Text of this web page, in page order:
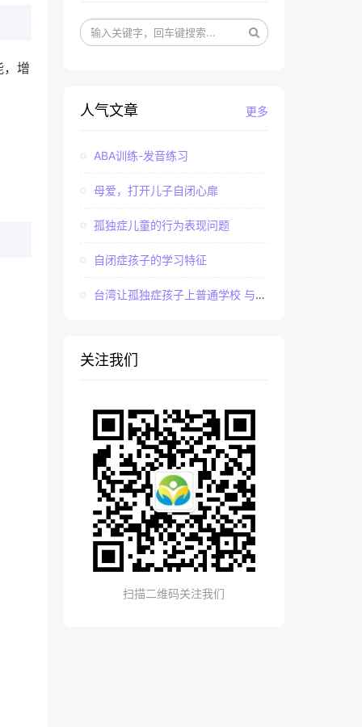
，增
更多
人气文章
ABA训练-发音练习
母爱，打开儿子自闭心扉
孤独症儿童的行为表现问题
自闭症孩子的学习特征
台湾让孤独症孩子上普通学校 与社会“融合”
关注我们
扫描二维码关注我们